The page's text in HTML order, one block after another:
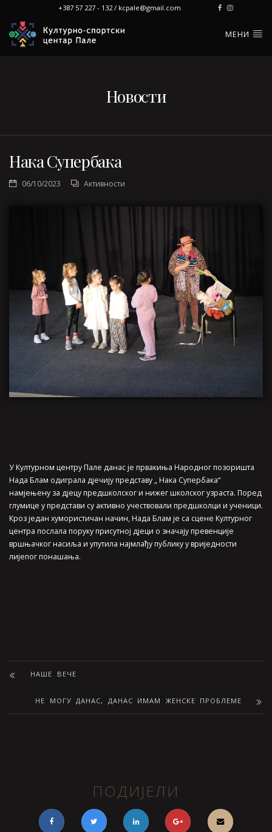
+387 57 227 - 132 / kcpale@gmail.com
МЕНИ
Новости
Нака Супербака
06/10/2023 Активности
У Културном центру Пале данас је првакиња Народног позоришта
Нада Блам одиграла дјечију представу „ Нака Супербака“
намјењену за дјецу предшколског и нижег школског узраста. Поред
глумице у представи су активно учествовали предшколци и ученици.
Кроз један хумористичан начин, Нада Блам је са сцене Културног
центра послала поруку присутној дјеци о значају превенције
вршњачког насиља и упутила најмлађу публику у вриједности
лијепог понашања.
НАШЕ ВЕЧЕ
НЕ МОГУ ДАНАС, ДАНАС ИМАМ ЖЕНСКЕ ПРОБЛЕМЕ
ПОДИЈЕЛИ